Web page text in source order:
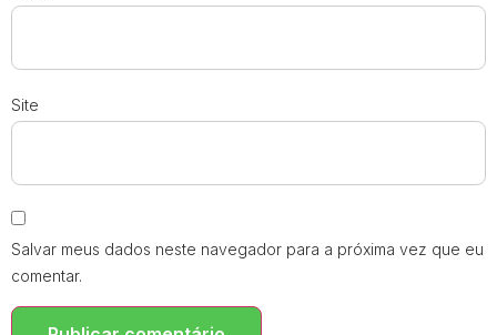
Site
Salvar meus dados neste navegador para a próxima vez que eu
comentar.